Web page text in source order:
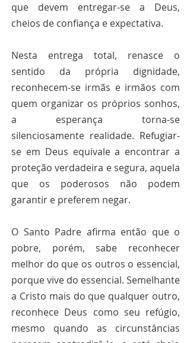
que devem entregar-se a Deus,
cheios de confiança e expectativa.
Nesta entrega total, renasce o
sentido da própria dignidade,
reconhecem-se irmãs e irmãos com
quem organizar os próprios sonhos,
a esperança torna-se
silenciosamente realidade. Refugiar-
se em Deus equivale a encontrar a
proteção verdadeira e segura, aquela
que os poderosos não podem
garantir e preferem negar.
O Santo Padre afirma então que o
pobre, porém, sabe reconhecer
melhor do que os outros o essencial,
porque vive do essencial. Semelhante
a Cristo mais do que qualquer outro,
reconhece Deus como seu refúgio,
mesmo quando as circunstâncias